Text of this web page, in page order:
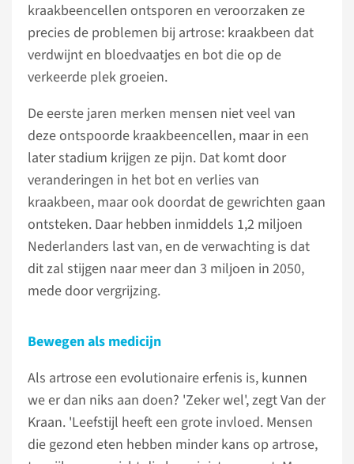
kraakbeencellen ontsporen en veroorzaken ze
precies de problemen bij artrose: kraakbeen dat
verdwijnt en bloedvaatjes en bot die op de
verkeerde plek groeien.
De eerste jaren merken mensen niet veel van
deze ontspoorde kraakbeencellen, maar in een
later stadium krijgen ze pijn. Dat komt door
veranderingen in het bot en verlies van
kraakbeen, maar ook doordat de gewrichten gaan
ontsteken. Daar hebben inmiddels 1,2 miljoen
Nederlanders last van, en de verwachting is dat
dit zal stijgen naar meer dan 3 miljoen in 2050,
mede door vergrijzing.
Bewegen als medicijn
Als artrose een evolutionaire erfenis is, kunnen
we er dan niks aan doen? 'Zeker wel', zegt Van der
Kraan. 'Leefstijl heeft een grote invloed. Mensen
die gezond eten hebben minder kans op artrose,